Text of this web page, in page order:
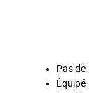
Pas
Équipé